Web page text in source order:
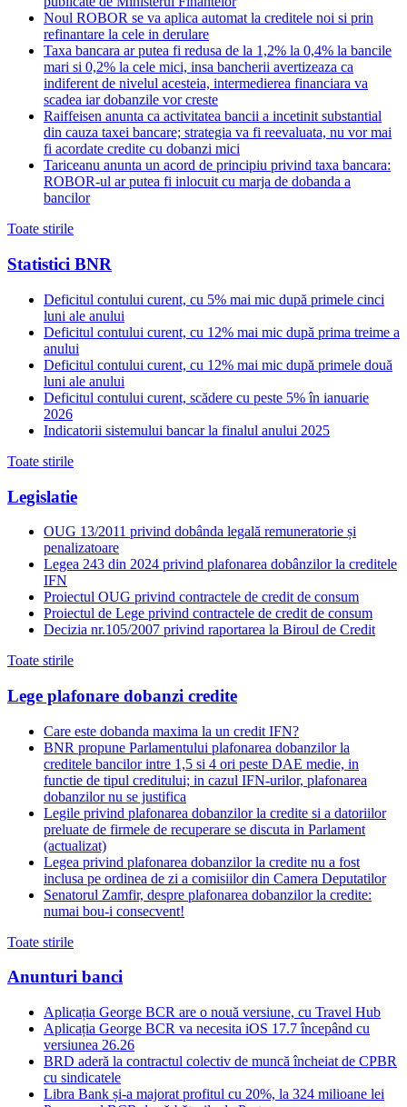
Noul ROBOR se va aplica automat la creditele noi si prin
refinantare la cele in derulare
Taxa bancara ar putea fi redusa de la 1,2% la 0,4% la bancile
mari si 0,2% la cele mici, insa bancherii avertizeaza ca
indiferent de nivelul acesteia, intermedierea financiara va
scadea iar dobanzile vor creste
Raiffeisen anunta ca activitatea bancii a incetinit substantial
din cauza taxei bancare; strategia va fi reevaluata, nu vor mai
fi acordate credite cu dobanzi mici
Tariceanu anunta un acord de principiu privind taxa bancara:
ROBOR-ul ar putea fi inlocuit cu marja de dobanda a
bancilor
Toate stirile
Statistici BNR
Deficitul contului curent, cu 5% mai mic după primele cinci
luni ale anului
Deficitul contului curent, cu 12% mai mic după prima treime a
anului
Deficitul contului curent, cu 12% mai mic după primele două
luni ale anului
Deficitul contului curent, scădere cu peste 5% în ianuarie
2026
Indicatorii sistemului bancar la finalul anului 2025
Toate stirile
Legislatie
OUG 13/2011 privind dobânda legală remuneratorie și
penalizatoare
Legea 243 din 2024 privind plafonarea dobânzilor la creditele
IFN
Proiectul OUG privind contractele de credit de consum
Proiectul de Lege privind contractele de credit de consum
Decizia nr.105/2007 privind raportarea la Biroul de Credit
Toate stirile
Lege plafonare dobanzi credite
Care este dobanda maxima la un credit IFN?
BNR propune Parlamentului plafonarea dobanzilor la
creditele bancilor intre 1,5 si 4 ori peste DAE medie, in
functie de tipul creditului; in cazul IFN-urilor, plafonarea
dobanzilor nu se justifica
Legile privind plafonarea dobanzilor la credite si a datoriilor
preluate de firmele de recuperare se discuta in Parlament
(actualizat)
Legea privind plafonarea dobanzilor la credite nu a fost
inclusa pe ordinea de zi a comisiilor din Camera Deputatilor
Senatorul Zamfir, despre plafonarea dobanzilor la credite:
numai bou-i consecvent!
Toate stirile
Anunturi banci
Aplicația George BCR are o nouă versiune, cu Travel Hub
Aplicația George BCR va necesita iOS 17.7 începând cu
versiunea 26.26
BRD aderă la contractul colectiv de muncă încheiat de CPBR
cu sindicatele
Libra Bank și-a majorat profitul cu 20%, la 324 milioane lei